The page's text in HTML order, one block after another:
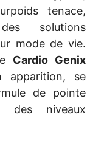
tenace,
solutions
mode de vie.
Cardio Genix
apparition, se
de pointe
des niveaux